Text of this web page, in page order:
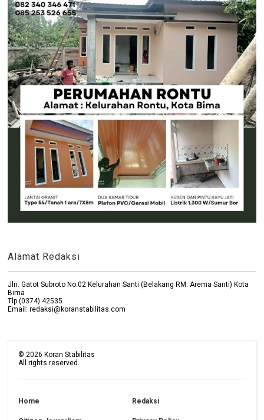
Alamat Redaksi
Jln. Gatot Subroto No.02 Kelurahan Santi (Belakang RM. Arema Santi) Kota
Bima
Tlp (0374) 42535
Email: redaksi@koranstabilitas.com
©2026 Koran Stabilitas
All rights reserved.
Home Redaksi